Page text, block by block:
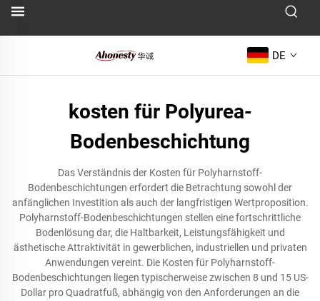
DE
kosten für Polyurea-
Bodenbeschichtung
Das Verständnis der Kosten für Polyharnstoff-
Bodenbeschichtungen erfordert die Betrachtung sowohl der
anfänglichen Investition als auch der langfristigen Wertproposition.
Polyharnstoff-Bodenbeschichtungen stellen eine fortschrittliche
Bodenlösung dar, die Haltbarkeit, Leistungsfähigkeit und
ästhetische Attraktivität in gewerblichen, industriellen und privaten
Anwendungen vereint. Die Kosten für Polyharnstoff-
Bodenbeschichtungen liegen typischerweise zwischen 8 und 15 US-
Dollar pro Quadratfuß, abhängig von den Anforderungen an die